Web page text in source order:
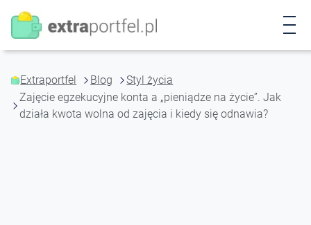
Extraportfel Blog
Styl życia
Zajęcie egzekucyjne konta a „pieniądze na życie”. Jak
działa kwota wolna od zajęcia i kiedy się odnawia?